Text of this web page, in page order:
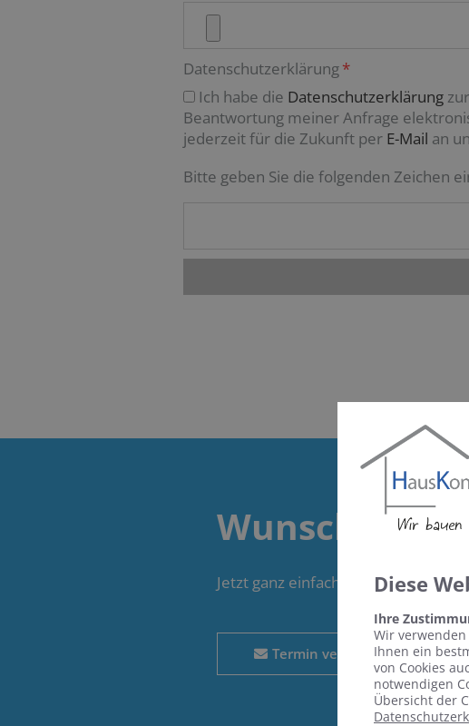
Datenschutzerklärung
Ich habe die Datenschutzerklärung
Beantwortung meiner Anfrage
jederzeit für die Zukunft per E-Mail an
Bitte geben Sie die folgenden Zeichen
Jetzt ganz einfach und bequem
Termin vereinbaren
Diese
Ihre
Wir
Ihnen ein
von Cookies
notwendigen
Übersicht der